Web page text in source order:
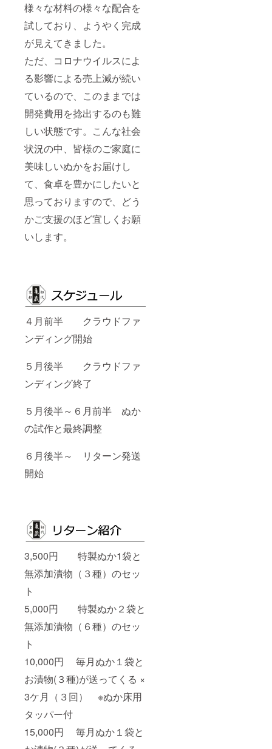
様々な材料の様々な配合を
試しており、ようやく完成
が見えてきました。
ただ、コロナウイルスによ
る影響による売上減が続い
ているので、このままでは
開発費用を捻出するのも難
しい状態です。こんな社会
状況の中、皆様のご家庭に
美味しいぬかをお届けし
て、食卓を豊かにしたいと
思っておりますので、どう
かご支援のほど宜しくお願
いします。
４月前半 クラウドファ
ンディング開始
５月後半 クラウドファ
ンディング終了
５月後半～６月前半 ぬか
の試作と最終調整
６月後半～ リターン発送
開始
3,500円 特製ぬか1袋と
無添加漬物（３種）のセッ
ト
5,000円 特製ぬか２袋と
無添加漬物（６種）のセッ
ト
10,000円 毎月ぬか１袋と
お漬物(３種)が送ってくる ×
3ケ月（３回） ※ぬか床用
タッパー付
15,000円 毎月ぬか１袋と